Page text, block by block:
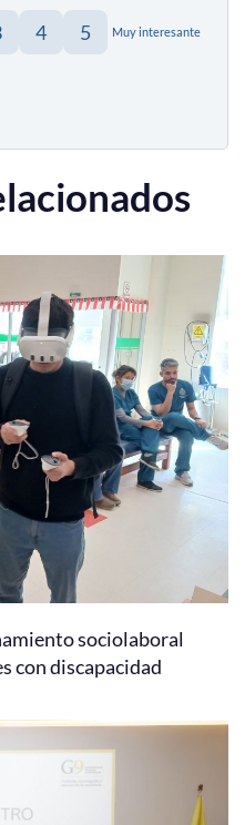
4 5 Muy interesante
sociolaboral
con discapacidad